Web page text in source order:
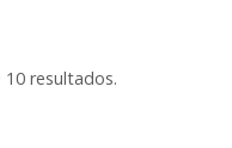
resultados.